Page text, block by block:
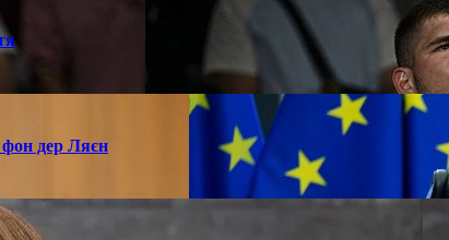
фон дер Ляєн